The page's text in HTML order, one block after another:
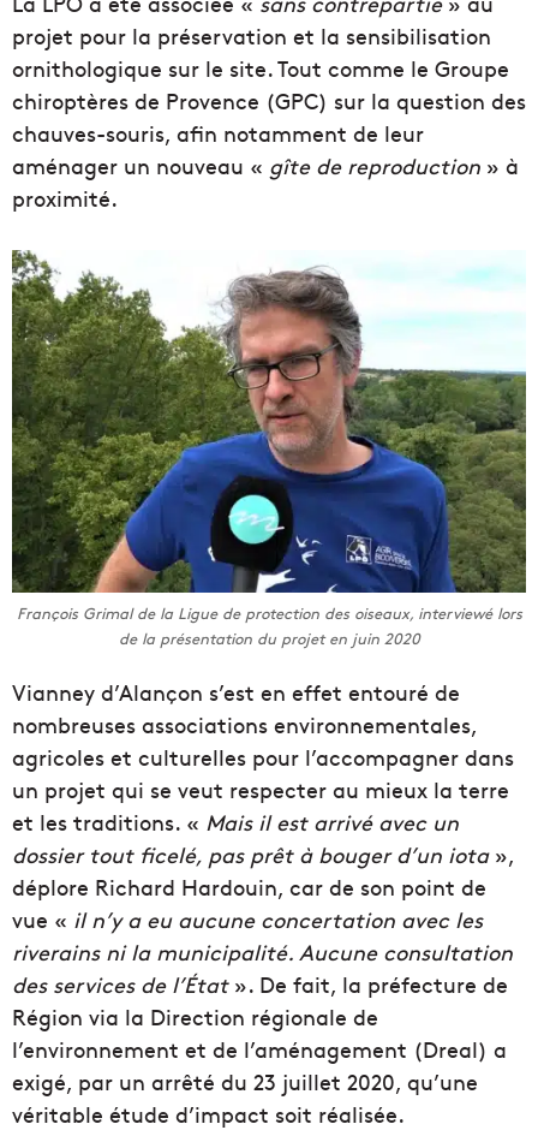
projet pour la préservation et la sensibilisation
ornithologique sur le site. Tout comme le Groupe
chiroptères de Provence (GPC) sur la question des
chauves-souris, afin notamment de leur
aménager un nouveau « gîte de reproduction » à
proximité.
François Grimal de la Ligue de protection des oiseaux, interviewé lors
de la présentation du projet en juin 2020
Vianney d’Alançon s’est en effet entouré de
nombreuses associations environnementales,
agricoles et culturelles pour l’accompagner dans
un projet qui se veut respecter au mieux la terre
et les traditions. « Mais il est arrivé avec un
dossier tout ficelé, pas prêt à bouger d’un iota»,
déplore Richard Hardouin, car de son point de
vue « il n’y a eu aucune concertation avec les
riverains ni la municipalité. Aucune consultation
des services de l’État ». De fait, la préfecture de
Région via la Direction régionale de
l’environnement et de l’aménagement (Dreal) a
exigé, par un arrêté du 23 juillet 2020, qu’une
véritable étude d’impact soit réalisée.